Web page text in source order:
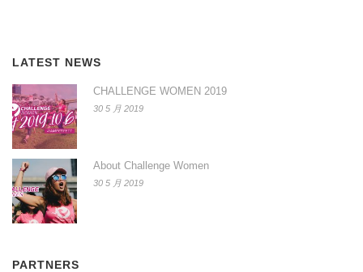
LATEST NEWS
CHALLENGE WOMEN 2019
30 5 月 2019
About Challenge Women
30 5 月 2019
PARTNERS